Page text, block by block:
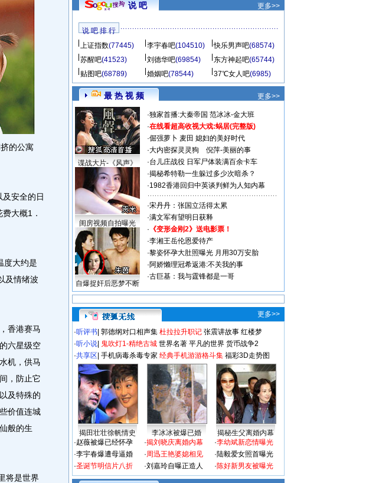
的公寓
安全的日
大概1．
度大约是
及情绪波
香港赛马
六星级空
机，供马
，防止它
及特殊的
价值连城
般的生
将是世界
说 吧 更多>>
说 吧 排 行
上证指数(77445) 李宇春吧(104510) 快乐男声吧(68574)
苏醒吧(41523) 刘德华吧(69854) 东方神起吧(65744)
贴图吧(68789) 婚姻吧(78544) 37℃女人吧(6985)
最 热 视 频 更多>>
谍战大片-《风声》
闺房视频自拍曝光
自爆捉奸后恶梦不断
·独家首播:大秦帝国 范冰冰-金大班
·在线看超高收视大戏:蜗居(完整版)
·倔强萝卜 麦田 媳妇的美好时代
·大内密探灵灵狗
倪萍-美丽的事
·台儿庄战役 日军尸体装满百余卡车
·揭秘希特勒一生躲过多少次暗杀？
·1982香港回归中英谈判鲜为人知内幕
·宋丹丹：张国立活得太累
·满文军有望明日获释
· 《变形金刚2》送电影票！
·李湘王岳伦恩爱待产
·黎姿怀孕大肚照曝光 月用30万安胎
·阿娇懒理冠希返港:不关我的事
·古巨基：我与霆锋都是一哥
更多>>
·听评书 郭德纲对口相声集 杜拉拉升职记 张震讲故事 红楼梦
·听小说 鬼吹灯1-精绝古城 世界名著 平凡的世界 货币战争2
·共享区 手机病毒杀毒专家 经典手机游游格斗集 福彩3D走势图
揭田壮壮徐帆情史 李冰冰被爆已婚
揭秘生父离婚内幕
·赵薇被爆已经怀孕
·李宇春爆遭母逼婚
·圣诞节明信片八折
·揭刘晓庆离婚内幕
·周迅王艳婆媳相见
·刘嘉玲自曝正造人
·李幼斌新恋情曝光
·陆毅爱女照首曝光
·陈好新男友被曝光